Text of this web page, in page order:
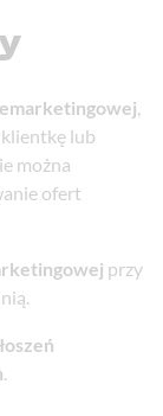
,
klientkę lub
można
ofert
przy
.